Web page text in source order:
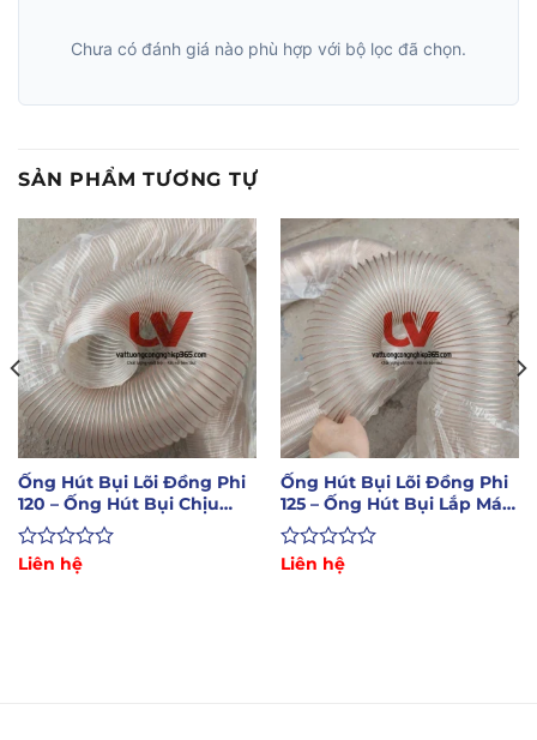
Chưa có đánh giá nào phù hợp với bộ lọc đã chọn.
SẢN PHẨM TƯƠNG TỰ
Ống Hút Bụi Lõi Đồng Phi
120 – Ống Hút Bụi Chịu
Nhiệt Độ Cao
Được
Liên hệ
Ống Hút Bụi Lõi Đồng Phi
125 – Ống Hút Bụi Lắp Máy
CNC
Được
Liên hệ